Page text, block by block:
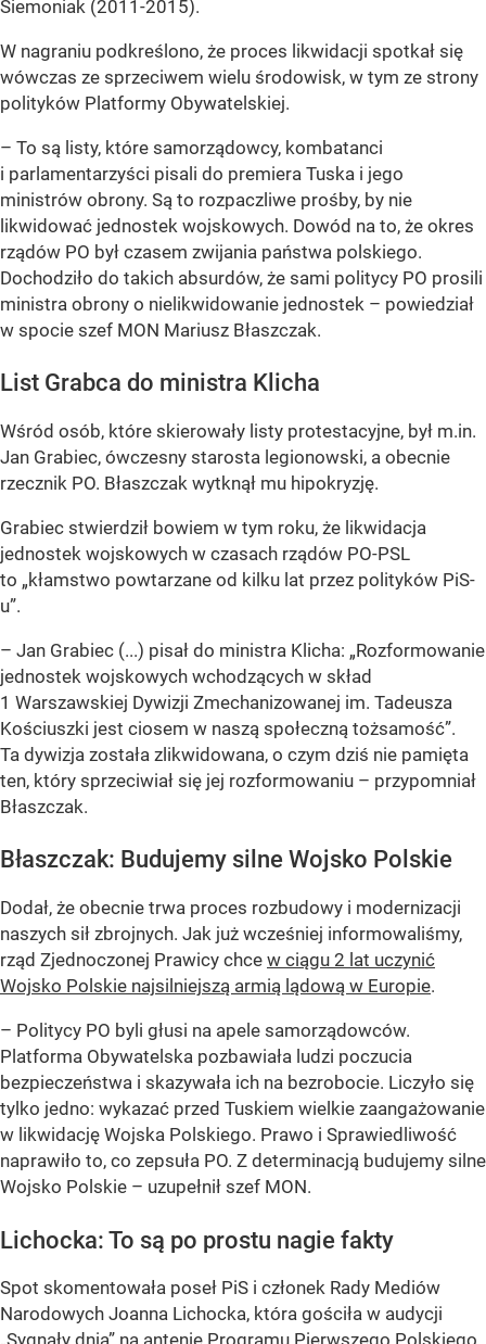
Siemoniak (2011-2015).
W nagraniu podkreślono, że proces likwidacji spotkał się
wówczas ze sprzeciwem wielu środowisk, w tym ze strony
polityków Platformy Obywatelskiej.
– To są listy, które samorządowcy, kombatanci
i parlamentarzyści pisali do premiera Tuska i jego
ministrów obrony. Są to rozpaczliwe prośby, by nie
likwidować jednostek wojskowych. Dowód na to, że okres
rządów PO był czasem zwijania państwa polskiego.
Dochodziło do takich absurdów, że sami politycy PO prosili
ministra obrony o nielikwidowanie jednostek – powiedział
w spocie szef MON Mariusz Błaszczak.
List Grabca do ministra Klicha
Wśród osób, które skierowały listy protestacyjne, był m.in.
Jan Grabiec, ówczesny starosta legionowski, a obecnie
rzecznik PO. Błaszczak wytknął mu hipokryzję.
Grabiec stwierdził bowiem w tym roku, że likwidacja
jednostek wojskowych w czasach rządów PO-PSL
to „kłamstwo powtarzane od kilku lat przez polityków PiS-
u”.
– Jan Grabiec (...) pisał do ministra Klicha: „Rozformowanie
jednostek wojskowych wchodzących w skład
1 Warszawskiej Dywizji Zmechanizowanej im. Tadeusza
Kościuszki jest ciosem w naszą społeczną tożsamość”.
Ta dywizja została zlikwidowana, o czym dziś nie pamięta
ten, który sprzeciwiał się jej rozformowaniu – przypomniał
Błaszczak.
Błaszczak: Budujemy silne Wojsko Polskie
Dodał, że obecnie trwa proces rozbudowy i modernizacji
naszych sił zbrojnych. Jak już wcześniej informowaliśmy,
rząd Zjednoczonej Prawicy chce w ciągu 2 lat uczynić
Wojsko Polskie najsilniejszą armią lądową w Europie.
– Politycy PO byli głusi na apele samorządowców.
Platforma Obywatelska pozbawiała ludzi poczucia
bezpieczeństwa i skazywała ich na bezrobocie. Liczyło się
tylko jedno: wykazać przed Tuskiem wielkie zaangażowanie
w likwidację Wojska Polskiego. Prawo i Sprawiedliwość
naprawiło to, co zepsuła PO. Z determinacją budujemy silne
Wojsko Polskie – uzupełnił szef MON.
Lichocka: To są po prostu nagie fakty
Spot skomentowała poseł PiS i członek Rady Mediów
Narodowych Joanna Lichocka, która gościła w audycji